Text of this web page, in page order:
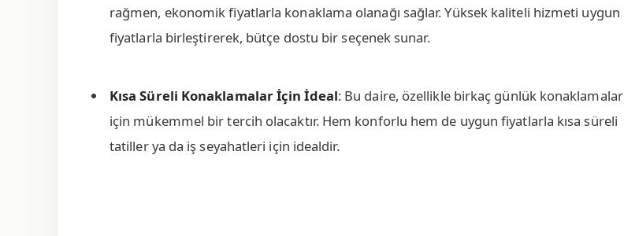
rağmen, ekonomik fiyatlarla konaklama olanağı sağlar. Yüksek kaliteli hizmeti uygun
fiyatlarla birleştirerek, bütçe dostu bir seçenek sunar.
Kısa Süreli Konaklamalar İçin İdeal: Bu daire, özellikle birkaç günlük konaklamalar
için mükemmel bir tercih olacaktır. Hem konforlu hem de uygun fiyatlarla kısa süreli
tatiller ya da iş seyahatleri için idealdir.